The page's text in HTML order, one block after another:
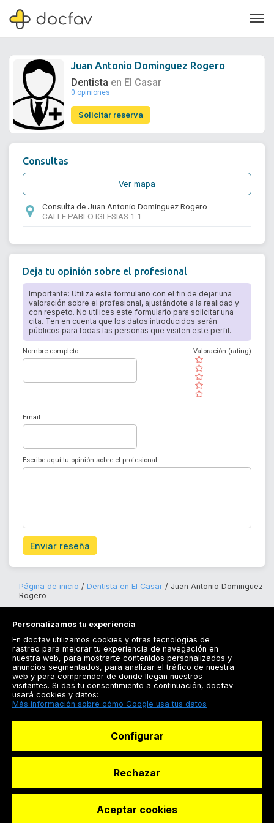
Soporte
Juan Antonio Dominguez Rogero
Dentista en El Casar
0 opiniones
Solicitar reserva
Consultas
Ver mapa
Consulta de Juan Antonio Dominguez Rogero
CALLE PABLO IGLESIAS 1 1.
Deja tu opinión sobre el profesional
Importante: Utiliza este formulario con el fin de dejar una
valoración sobre el profesional, ajustándote a la realidad y
con respeto. No utilices este formulario para solicitar una
cita. Ten en cuenta que los datos introducidos serán
públicos para todas las personas que visiten este perfil.
Nombre completo
( )
( )
( )
( )
( )
Valoración (rating)
Email
Escribe aquí tu opinión sobre el profesional:
Enviar reseña
Página de inicio Dentista en El Casar
Juan Antonio Dominguez
Rogero
Registrarse
Docfav
© Dashboard Technologies S.L
Personalizamos tu experiencia
En docfav utilizamos cookies y otras tecnologías de
rastreo para mejorar tu experiencia de navegación en
nuestra web, para mostrarte contenidos personalizados y
anuncios segmentados, para analizar el tráfico de nuestra
web y para comprender de donde llegan nuestros
visitantes. Si das tu consentimiento a continuación, docfav
usará cookies y datos:
Más información sobre cómo Google usa tus datos
Configurar
Rechazar
Aceptar cookies